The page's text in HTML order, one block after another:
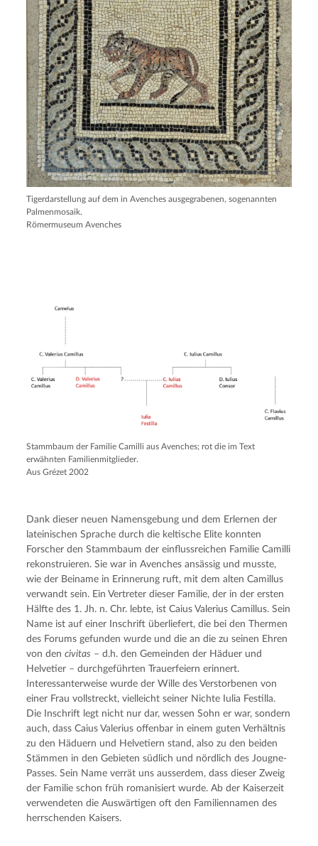
Tigerdarstellung auf dem in Avenches ausgegrabenen, sogenannten
Palmenmosaik.
Römermuseum Avenches
Stammbaum der Familie Camilli aus Avenches; rot die im Text
erwähnten Familienmitglieder.
Aus Grézet 2002
Dank dieser neuen Namensgebung und dem Erlernen der
lateinischen Sprache durch die keltische Elite konnten
Forscher den Stammbaum der einflussreichen Familie Camilli
rekonstruieren. Sie war in Avenches ansässig und musste,
wie der Beiname in Erinnerung ruft, mit dem alten Camillus
verwandt sein. Ein Vertreter dieser Familie, der in der ersten
Hälfte des 1. Jh. n. Chr. lebte, ist Caius Valerius Camillus. Sein
Name ist auf einer Inschrift überliefert, die bei den Thermen
des Forums gefunden wurde und die an die zu seinen Ehren
von dencivitas – d.h. den Gemeinden der Häduer und
Helvetier – durchgeführten Trauerfeiern erinnert.
Interessanterweise wurde der Wille des Verstorbenen von
einer Frau vollstreckt, vielleicht seiner Nichte Iulia Festilla.
Die Inschrift legt nicht nur dar, wessen Sohn er war, sondern
auch, dass Caius Valerius offenbar in einem guten Verhältnis
zu den Häduern und Helvetiern stand, also zu den beiden
Stämmen in den Gebieten südlich und nördlich des Jougne-
Passes. Sein Name verrät uns ausserdem, dass dieser Zweig
der Familie schon früh romanisiert wurde. Ab der Kaiserzeit
verwendeten die Auswärtigen oft den Familiennamen des
herrschenden Kaisers.